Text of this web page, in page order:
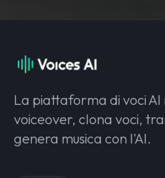
La piattaforma di voci AI
voiceover, clona voci,
genera musica con l'AI.